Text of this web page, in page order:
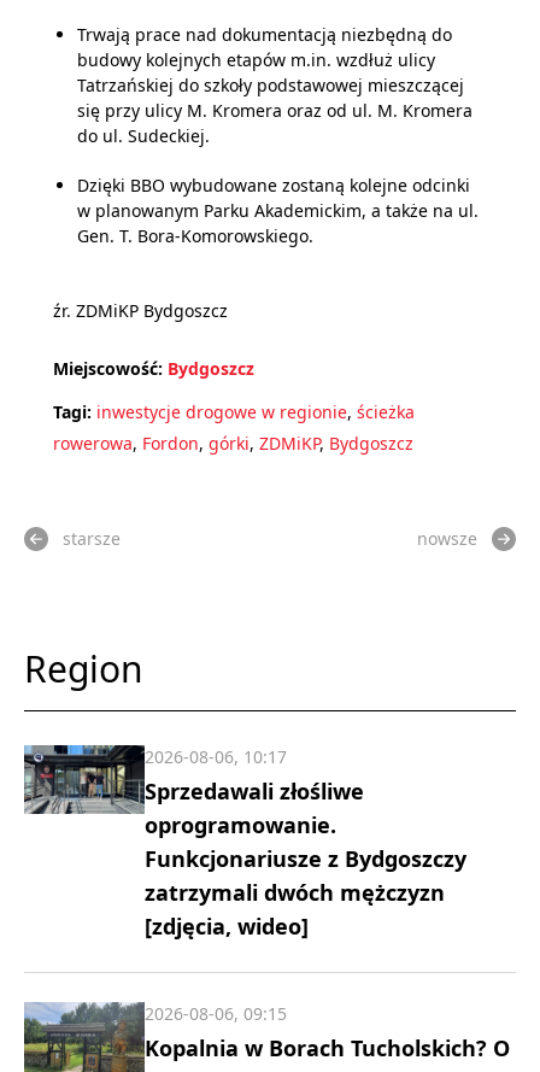
Trwają prace nad dokumentacją niezbędną do
budowy kolejnych etapów m.in. wzdłuż ulicy
Tatrzańskiej do szkoły podstawowej mieszczącej
się przy ulicy M. Kromera oraz od ul. M. Kromera
do ul. Sudeckiej.
Dzięki BBO wybudowane zostaną kolejne odcinki
w planowanym Parku Akademickim, a także na ul.
Gen. T. Bora-Komorowskiego.
źr. ZDMiKP Bydgoszcz
Miejscowość: Bydgoszcz
Tagi: inwestycje drogowe w regionie, ścieżka
rowerowa, Fordon, górki, ZDMiKP, Bydgoszcz
starsze nowsze
Region
Sprzedawali złośliwe
oprogramowanie.
Funkcjonariusze z Bydgoszczy
zatrzymali dwóch mężczyzn
[zdjęcia, wideo]
2026-08-06, 10:17
Kopalnia w Borach Tucholskich? O
2026-08-06, 09:15